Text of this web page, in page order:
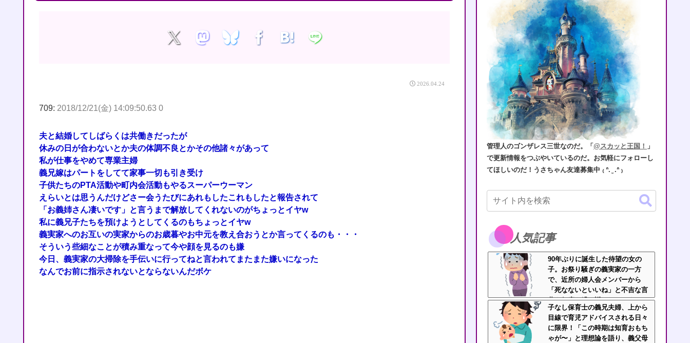
2026.04.24
709: 2018/12/21(金) 14:09:50.63 0
夫と結婚してしばらくは共働きだったが
休みの日が合わないとか夫の体調不良とかその他諸々があって
私が仕事をやめて専業主婦
義兄嫁はパートをしてて家事一切も引き受け
子供たちのPTA活動や町内会活動もやるスーパーウーマン
えらいとは思うんだけどさー会うたびにあれもしたこれもしたと報告されて
「お義姉さん凄いです」と言うまで解放してくれないのがちょっとイヤw
私に義兄子たちを預けようとしてくるのもちょっとイヤw
義実家へのお互いの実家からのお歳暮やお中元を教え合おうとか言ってくるのも・・・
そういう些細なことが積み重なって今や顔を見るのも嫌
今日、義実家の大掃除を手伝いに行ってねと言われてまたまた嫌いになった
なんでお前に指示されないとならないんだボケ
管理人のゴンザレス三世なのだ。「@スカッと王国！ 」
で更新情報をつぶやいているのだ。お気軽にフォローし
てほしいのだ！うさちゃん友達募集中 ₍ ᐢ. ̫ .ᐢ ₎
人気記事
90年ぶりに誕生した待望の女の
子。お祭り騒ぎの義実家の一方
で、近所の婦人会メンバーから
「死なないといいね」と不吉な言
葉を何度も繰り返されてしま
う・・・
子なし保育士の義兄夫婦、上から
目線で育児アドバイスされる日々
に限界！「この時期は知育おもち
ゃが〜」と理想論を語り、義父母